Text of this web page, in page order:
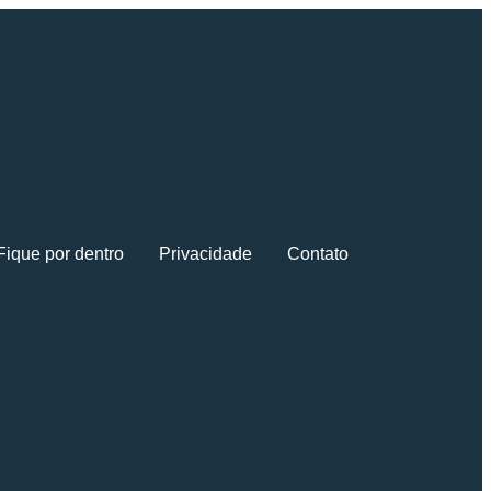
por dentro Privacidade Contato